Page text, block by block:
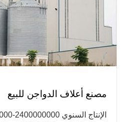
مصنع أعلاف الدواجن للبيع
الإنتاج السنوي 2400000000-300000 طن